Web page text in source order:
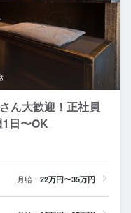
ん大歓迎！正社員
日〜OK
月給： 22万円〜35万円